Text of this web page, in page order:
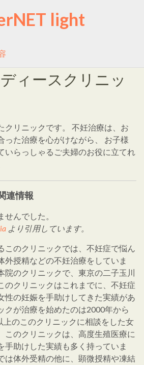
light
ィースクリニッ
クリニックです。 不妊治療は、お
った治療を心がけながら、 お子様
いらっしゃるご夫婦のお役に立てれ
連情報
んでした。
より引用しています。
このクリニックでは、不妊症で悩ん
外授精などの不妊治療をしていま
院のクリニックで、東京の二子玉川
のクリニックはこれまでに、不妊症
性の妊娠を手助けしてきた実績があ
クが治療を始めたのは2000年から
上のこのクリニックに相談をした女
このクリニックは、高度生殖医療に
手助けした実績も多く持っていま
は体外受精の他に、顕微授精や凍結